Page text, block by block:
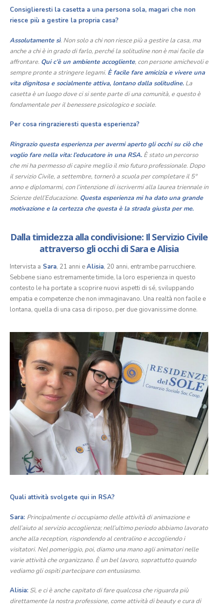
Consiglieresti la casetta a una persona sola, magari che non
riesce più a gestire la propria casa?
Assolutamente sì. Non solo a chi non riesce più a gestire la casa, ma
anche a chi è in grado di farlo, perché la solitudine non è mai facile da
affrontare. Qui c’è un ambiente accogliente, con persone amichevoli e
sempre pronte a stringere legami. È facile fare amicizia e vivere una
vita dignitosa e socialmente attiva, lontano dalla solitudine. La
casetta è un luogo dove ci si sente parte di una comunità, e questo è
fondamentale per il benessere psicologico e sociale.
Per cosa ringrazieresti questa esperienza?
Ringrazio questa esperienza per avermi aperto gli occhi su ciò che
voglio fare nella vita: l’educatore in una RSA. È stato un percorso
che mi ha permesso di capire meglio il mio futuro professionale. Dopo
il servizio Civile, a settembre, tornerò a scuola per completare il 5°
anno e diplomarmi, con l’intenzione di iscrivermi alla laurea triennale in
Scienze dell’Educazione. Questa esperienza mi ha dato una grande
motivazione e la certezza che questa è la strada giusta per me.
Dalla timidezza alla condivisione: Il Servizio Civile
attraverso gli occhi di Sara e Alisia
Intervista a Sara, 21 anni eAlisia, 20 anni, entrambe parrucchiere.
Sebbene siano estremamente timide, la loro esperienza in questo
contesto le ha portate a scoprire nuovi aspetti di sé, sviluppando
empatia e competenze che non immaginavano. Una realtà non facile e
lontana, quella di una casa di riposo, per due giovanissime donne.
Quali attività svolgete qui in RSA?
Sara: Principalmente ci occupiamo delle attività di animazione e
dell’aiuto al servizio accoglienza; nell’ultimo periodo abbiamo lavorato
anche alla reception, rispondendo al centralino e accogliendo i
visitatori. Nel pomeriggio, poi, diamo una mano agli animatori nelle
varie attività che organizzano. È un bel lavoro, soprattutto quando
vediamo gli ospiti partecipare con entusiasmo.
Alisia: Sì, e ci è anche capitato di fare qualcosa che riguarda più
direttamente la nostra professione, come attività di beauty e cura di